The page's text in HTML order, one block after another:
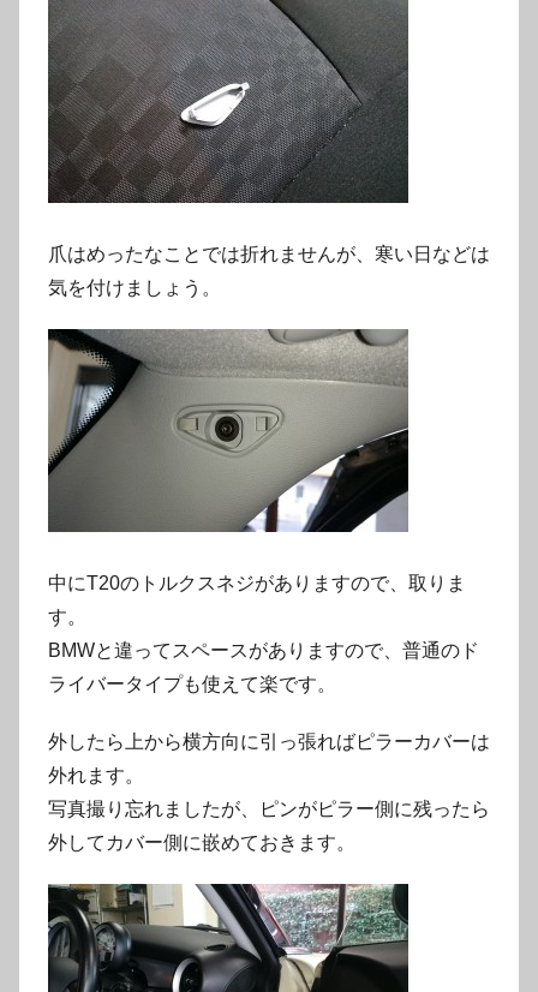
爪はめったなことでは折れませんが、寒い日などは
気を付けましょう。
中にT20のトルクスネジがありますので、取りま
す。
BMWと違ってスペースがありますので、普通のド
ライバータイプも使えて楽です。
外したら上から横方向に引っ張ればピラーカバーは
外れます。
写真撮り忘れましたが、ピンがピラー側に残ったら
外してカバー側に嵌めておきます。